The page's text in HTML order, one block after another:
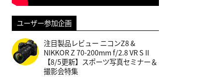
ユーザー参加企画
注目製品レビュー ニコンZ8 &
NIKKOR Z 70-200mm f/2.8 VR S II
【8/5更新】スポーツ写真セミナー＆
撮影会特集